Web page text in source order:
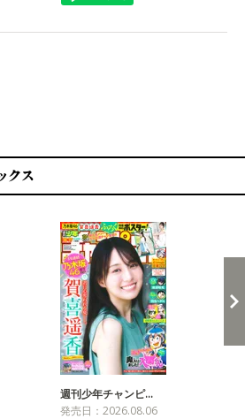
週刊少年チャンピ…
発売日：2026.08.06